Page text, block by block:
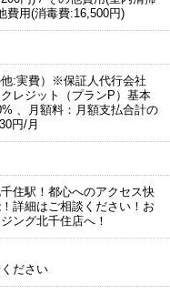
費用(消毒費:16,500円)
:実費）※保証人代行会社
レジット（プランP）基本
、月額料：月額支払合計の
円/月
住駅！都心へのアクセス快
詳細はご相談ください！お
ング北千住店へ！
ださい